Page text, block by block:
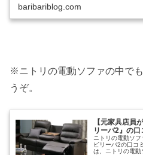
baribariblog.com
※ニトリの電動ソファの中で
うぞ。
【元家具店員
リーバ2』の
ニトリの電動ソ
ビリーバ2の口コ
は、ニトリの電動